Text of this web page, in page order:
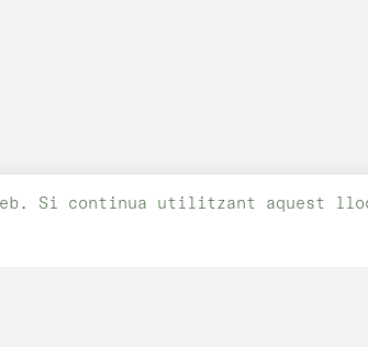
Si continua utilitzant aquest lloc